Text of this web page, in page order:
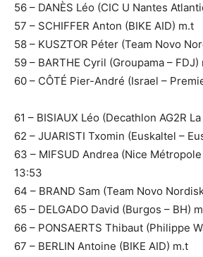
56 – DANÈS Léo (CIC U Nantes
57 – SCHIFFER Anton (BIKE AID) m.t
58 – KUSZTOR Péter (Team Novo
59 – BARTHE Cyril (Groupama – FDJ)
60 – CÔTÉ Pier-André (Israel –
61 – BISIAUX Léo (Decathlon AG2R
62 – JUARISTI Txomin (Euskaltel –
63 – MIFSUD Andrea (Nice Métropole
13:53
64 – BRAND Sam (Team Novo
65 – DELGADO David (Burgos – BH)
66 – PONSAERTS Thibaut (Philippe
67 – BERLIN Antoine (BIKE AID) m.t